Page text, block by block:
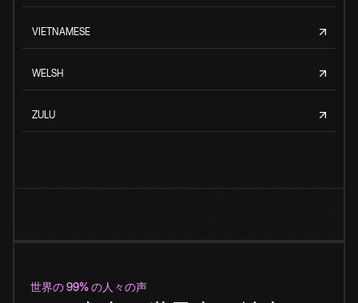
VIETNAMESE
WELSH
ZULU
世界の 99% の人々の声